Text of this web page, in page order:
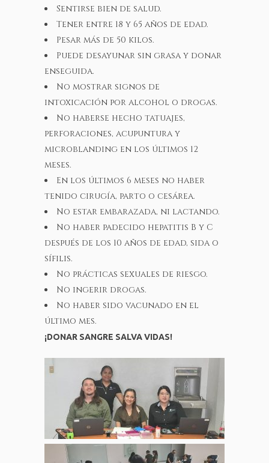
Sentirse bien de salud.
Tener entre 18 y 65 años de edad.
Pesar más de 50 kilos.
Puede desayunar sin grasa y donar
enseguida.
No mostrar signos de
intoxicación por alcohol o drogas.
No haberse hecho tatuajes,
perforaciones, acupuntura y
microblanding en los últimos 12
meses.
En los últimos 6 meses no haber
tenido cirugía, parto o cesárea.
No estar embarazada, ni lactando.
No haber padecido hepatitis B y C
después de los 10 años de edad, sida o
sífilis.
No prácticas sexuales de riesgo.
No ingerir drogas.
No haber sido vacunado en el
último mes.
¡DONAR SANGRE SALVA VIDAS!